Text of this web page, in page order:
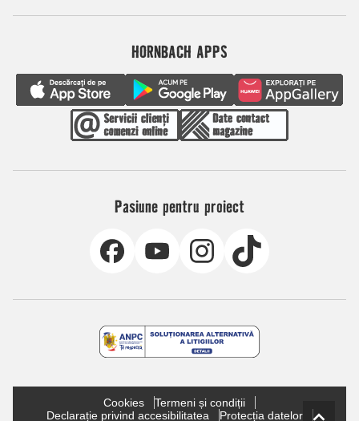
HORNBACH APPS
Pasiune pentru proiect
Cookies
Termeni și condiții
Declarație privind accesibilitatea
Protecția datelor